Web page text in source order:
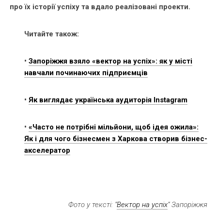
про їх історії успіху та вдало реалізовані проекти.
Читайте також:
• Запоріжжя взяло «вектор на успіх»: як у місті
навчали починаючих підприємців
• Як виглядає українська аудиторія Instagram
• «Часто не потрібні мільйони, щоб ідея ожила»:
Як і для чого бізнесмен з Харкова створив бізнес-
акселератор
Фото у тексті: “Вектор на успіх” Запоріжжя